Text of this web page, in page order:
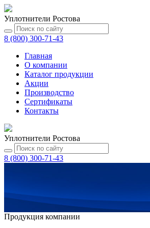
Уплотнители Ростова
8 (800) 300-71-43
Главная
О компании
Каталог продукции
Акции
Производство
Сертификаты
Контакты
Уплотнители Ростова
8 (800) 300-71-43
Продукция компании